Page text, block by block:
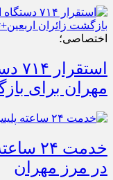
اختصاصی؛
مهران برای
خدمت
در مرز مهران